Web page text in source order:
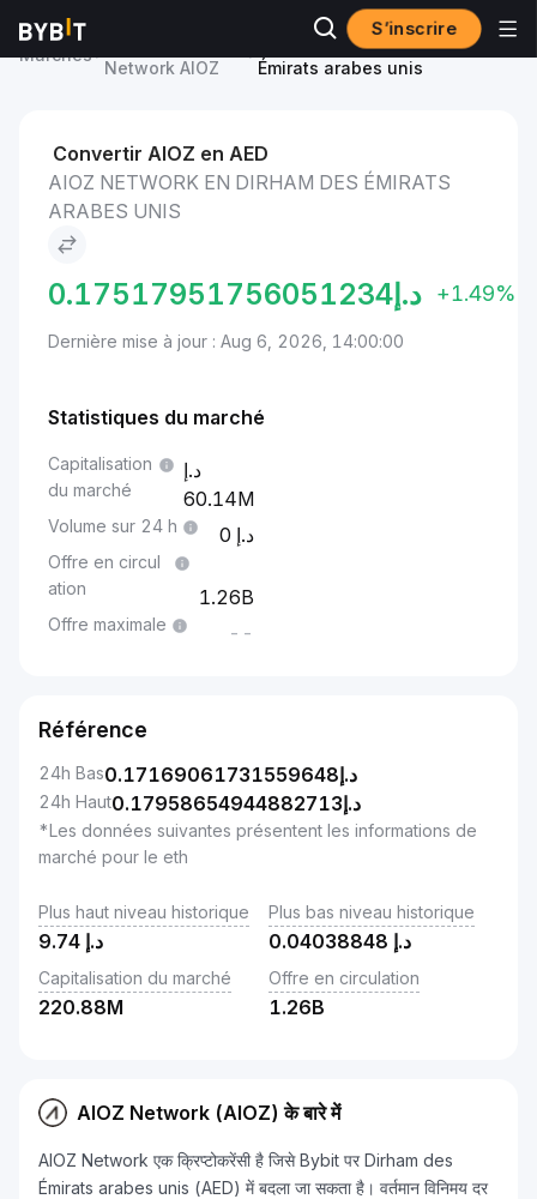
S’inscrire
Marchés
Network AIOZ
AIOZ Network to Dirham des
Émirats arabes unis
Convertir AIOZ en AED
AIOZ NETWORK EN DIRHAM DES ÉMIRATS
ARABES UNIS
د.إ0.17517951756051234 +1.49%
Dernière mise à jour : Aug 6, 2026, 14:00:00
Statistiques du marché
Capitalisation
du marché
60.14M
Volume sur 24 h 0
Offre en circul
ation
1.26B
Offre maximale --
Référence
24h Bas د.إ0.17169061731559648
24h Haut د.إ0.17958654944882713
*Les données suivantes présentent les informations de
marché pour le eth
Plus haut niveau historique
د.إ 9.74
Plus bas niveau historique
د.إ 0.04038848
Capitalisation du marché
220.88M
Offre en circulation
1.26B
AIOZ Network (AIOZ) के बारे में
AIOZ Network एक क्रिप्टोकरेंसी है जिसे Bybit पर Dirham des
Émirats arabes unis (AED) में बदला जा सकता है। वर्तमान विनिमय दर